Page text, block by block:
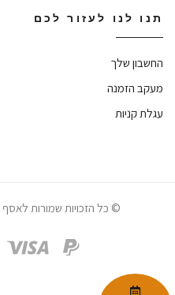
תנו לנו לעזור לכם
החשבון שלך
מעקב הזמנה
עגלת קניות
© כל הזכויות שמורות לאסף –